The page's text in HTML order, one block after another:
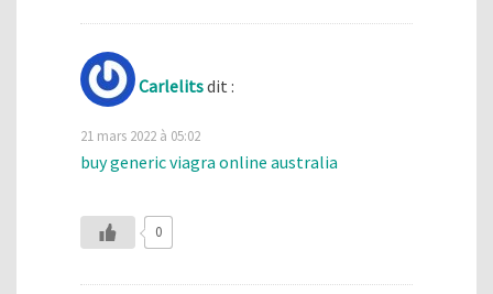
Carlelitsdit :
21 mars 2022 à 05:02
buy generic viagra online australia
0